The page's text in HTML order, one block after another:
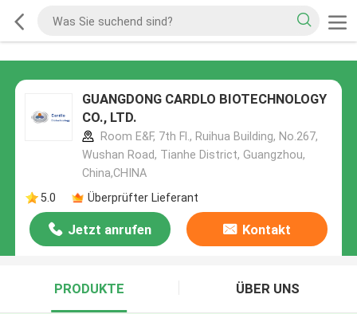
GUANGDONG CARDLO BIOTECHNOLOGY
CO., LTD.
Room E&F, 7th Fl., Ruihua Building, No.267,
Wushan Road, Tianhe District, Guangzhou,
China,CHINA
5.0
Überprüfter Lieferant
Jetzt anrufen Kontakt
PRODUKTE ÜBER UNS